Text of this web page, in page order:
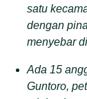
satu
dengan
menyebar
Ada 15
Guntoro,